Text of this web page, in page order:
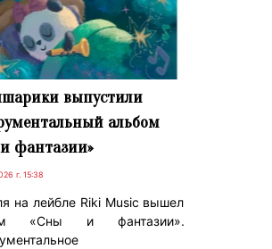
выпустили
альбом
фантазии»
г. 15:38
на лейбле Riki Music вышел
«Сны и фантазии».